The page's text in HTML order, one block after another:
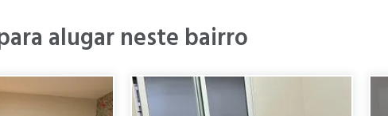
" O bairro Assunção está a 15 minutos a pé do Centro
alugar neste bairro